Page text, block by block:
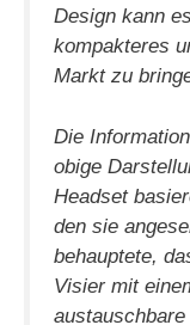
Design kann
kompakteres
Markt zu
Die
obige
Headset
den sie
behauptete,
Visier mit